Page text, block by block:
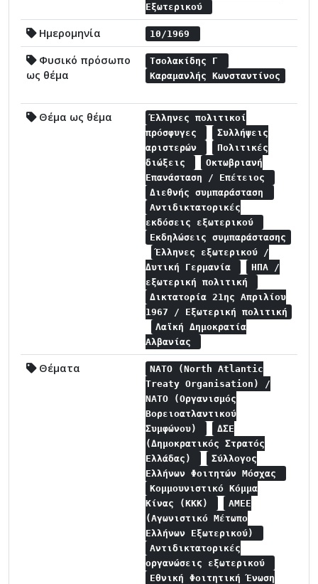
Εξωτερικού
Ημερομηνία 10/1969
Φυσικό πρόσωπο
ως θέμα
Τσολακίδης Γ
Καραμανλής Κωνσταντίνος
Θέμα ως θέμα
Έλληνες πολιτικοί
πρόσφυγες
Συλλήψεις
αριστερών
Πολιτικές
διώξεις
Οκτωβριανή
Επανάσταση / Επέτειος
Διεθνής συμπαράσταση
Αντιδικτατορικές
εκδόσεις εξωτερικού
Εκδηλώσεις συμπαράστασης
Έλληνες εξωτερικού /
Δυτική Γερμανία
ΗΠΑ /
εξωτερική πολιτική
Δικτατορία 21ης Απριλίου
1967 / Εξωτερική πολιτική
Λαϊκή Δημοκρατία
Αλβανίας
Θέματα
NATO (North Atlantic
Treaty Organisation) /
NATO (Οργανισμός
Βορειοατλαντικού
Συμφώνου)
ΔΣΕ
(Δημοκρατικός Στρατός
Ελλάδας)
Σύλλογος
Ελλήνων Φοιτητών Μόσχας
Κομμουνιστικό Κόμμα
Κίνας (ΚΚΚ)
ΑΜΕΕ
(Αγωνιστικό Μέτωπο
Ελλήνων Εξωτερικού)
Αντιδικτατορικές
οργανώσεις εξωτερικού
Εθνική Φοιτητική Ένωση